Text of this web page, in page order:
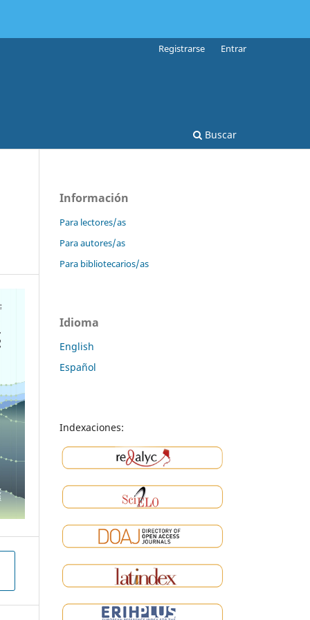
Buscar
Registrarse Entrar
Información
Para lectores/as
Para autores/as
Para bibliotecarios/as
Idioma
English
Español
Indexaciones: